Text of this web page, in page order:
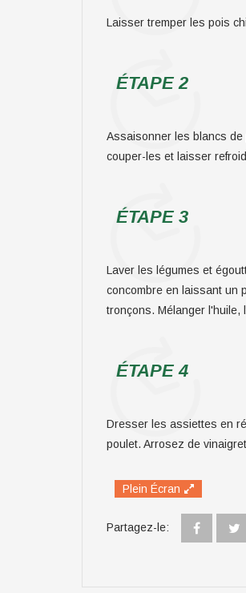
Laisser tremper les pois
ÉTAPE 2
Assaisonner les blancs de
couper-les et laisser
ÉTAPE 3
Laver les légumes et
concombre en laissant un
tronçons. Mélanger l'huile,
ÉTAPE 4
Dresser les assiettes en
poulet. Arrosez de
Plein Écran
Partagez-le: